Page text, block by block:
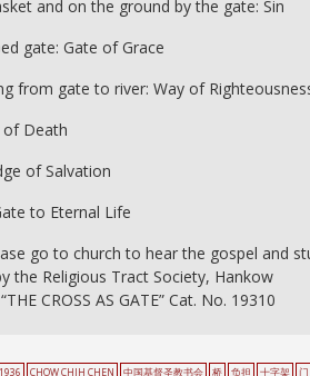
and on the ground by the gate: Sin
gate: Gate of Grace
from gate to river: Way of
of Death
of Salvation
to Eternal Life
go to church to hear the gospel and
the Religious Tract Society, Hankow
CROSS AS GATE” Cat. No. 19310
1936 CHOW CHIH CHEN 中国基督圣教书会 桥 负担 十字架 门